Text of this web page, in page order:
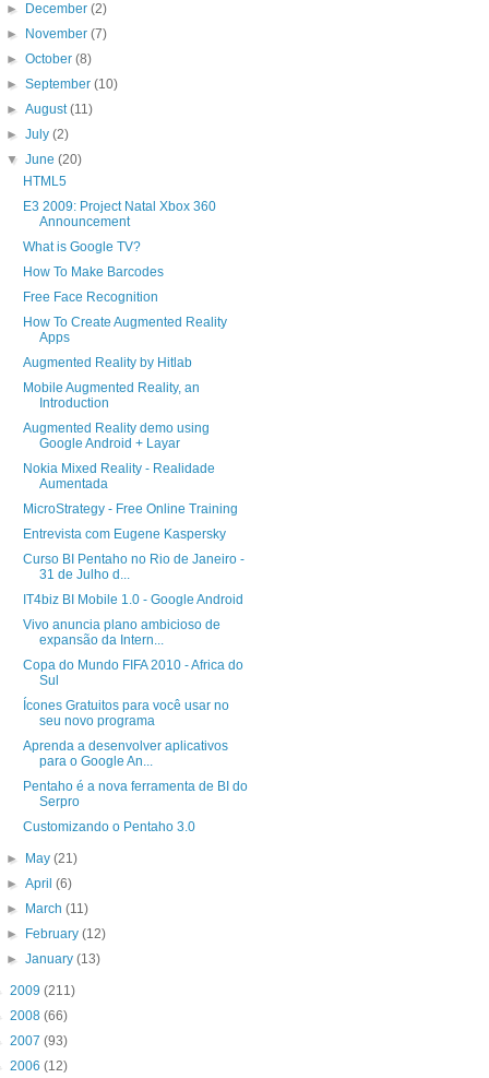
►
December(2)
►
November(7)
►October(8)
►September(10)
►August(11)
►July(2)
▼June(20)
HTML5
E3 2009: Project Natal Xbox 360
Announcement
What is Google TV?
How To Make Barcodes
Free Face Recognition
How To Create Augmented Reality
Apps
Augmented Reality by Hitlab
Mobile Augmented Reality, an
Introduction
Augmented Reality demo using
Google Android + Layar
Nokia Mixed Reality - Realidade
Aumentada
MicroStrategy - Free Online Training
Entrevista com Eugene Kaspersky
Curso BI Pentaho no Rio de Janeiro -
31 de Julho d...
IT4biz BI Mobile 1.0 - Google Android
Vivo anuncia plano ambicioso de
expansão da Intern...
Copa do Mundo FIFA 2010 - Africa do
Sul
Ícones Gratuitos para você usar no
seu novo programa
Aprenda a desenvolver aplicativos
para o Google An...
Pentaho é a nova ferramenta de BI do
Serpro
Customizando o Pentaho 3.0
► May(21)
►April(6)
►
March(11)
►
February(12)
►January(13)
2009 (211)
2008 (66)
2007 (93)
2006 (12)